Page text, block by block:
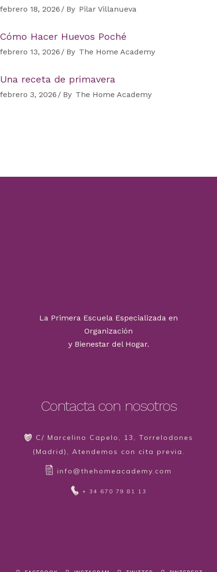
febrero 18, 2026 By Pilar Villanueva
Cómo Hacer Huevos Poché
febrero 13, 2026 By The Home Academy
Una receta de primavera
febrero 3, 2026 By The Home Academy
La Primera Escuela Especializada en
Organización
y Bienestar del Hogar.
Contacta con nosotros
C/ Marcelino Capelo, 13, Torrelodones
(Madrid), Atendemos con cita previa.
info@thehomeacademy.com
+ 34 670 79 81 13